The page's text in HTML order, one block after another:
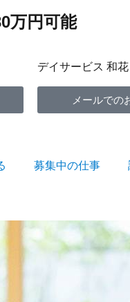
万円可能
デイサービス 和花
メールでの
募集中の仕事